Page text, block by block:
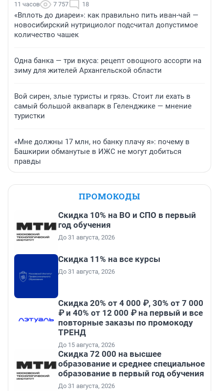
11 часов 7 757 18
«Вплоть до диареи»: как правильно пить иван-чай —
новосибирский нутрициолог подсчитал допустимое
количество чашек
Одна банка — три вкуса: рецепт овощного ассорти на
зиму для жителей Архангельской области
Вой сирен, злые туристы и грязь. Стоит ли ехать в
самый большой аквапарк в Геленджике — мнение
туристки
«Мне должны 17 млн, но банку плачу я»: почему в
Башкирии обманутые в ИЖС не могут добиться
правды
ПРОМОКОДЫ
Скидка 10% на ВО и СПО в первый
год обучения
До 31 августа, 2026
Скидка 11% на все курсы
До 31 августа, 2026
Скидка 20% от 4 000 ₽, 30% от 7 000
₽ и 40% от 12 000 ₽ на первый и все
повторные заказы по промокоду
ТРЕНД
До 15 августа, 2026
Скидка 72 000 на высшее
образование и среднее специальное
образование в первый год обучения
До 31 августа, 2026